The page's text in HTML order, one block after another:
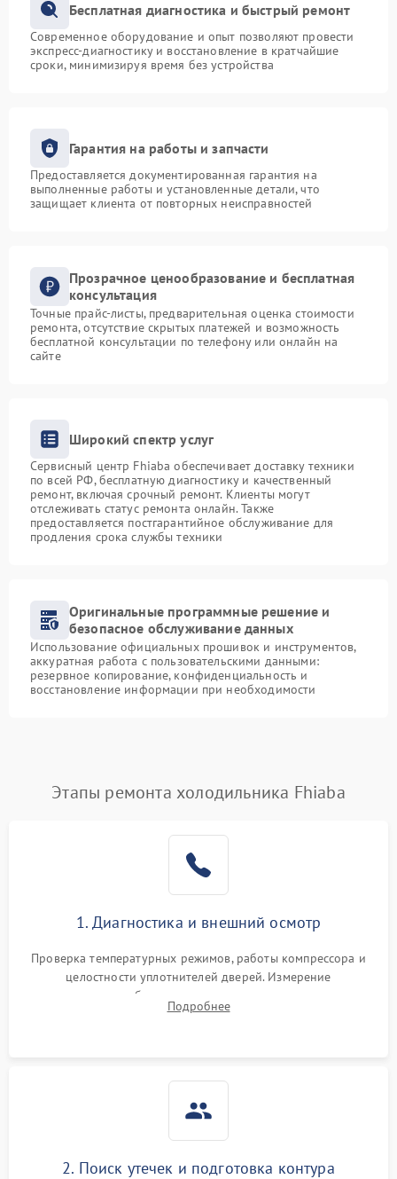
Бесплатная диагностика и быстрый ремонт
Современное оборудование и опыт позволяют провести
экспресс-диагностику и восстановление в кратчайшие
сроки, минимизируя время без устройства
Гарантия на работы и запчасти
Предоставляется документированная гарантия на
выполненные работы и установленные детали, что
защищает клиента от повторных неисправностей
Прозрачное ценообразование и бесплатная
консультация
Точные прайс-листы, предварительная оценка стоимости
ремонта, отсутствие скрытых платежей и возможность
бесплатной консультации по телефону или онлайн на
сайте
Широкий спектр услуг
Сервисный центр Fhiaba обеспечивает доставку техники
по всей РФ, бесплатную диагностику и качественный
ремонт, включая срочный ремонт. Клиенты могут
отслеживать статус ремонта онлайн. Также
предоставляется постгарантийное обслуживание для
продления срока службы техники
Оригинальные программные решение и
безопасное обслуживание данных
Использование официальных прошивок и инструментов,
аккуратная работа с пользовательскими данными:
резервное копирование, конфиденциальность и
восстановление информации при необходимости
Этапы ремонта холодильника Fhiaba
1. Диагностика и внешний осмотр
Проверка температурных режимов, работы компрессора и
целостности уплотнителей дверей. Измерение
сопротивления обмоток мотора, проверка термостата и
считывание кодов ошибок с электронного дисплея.
Подробнее
2. Поиск утечек и подготовка контура